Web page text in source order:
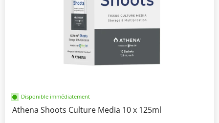
Disponible immédiatement
Athena Shoots Culture Media 10 x 125ml